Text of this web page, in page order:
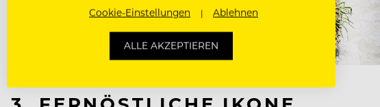
Cookie-Einstellungen Ablehnen
ALLE AKZEPTIEREN